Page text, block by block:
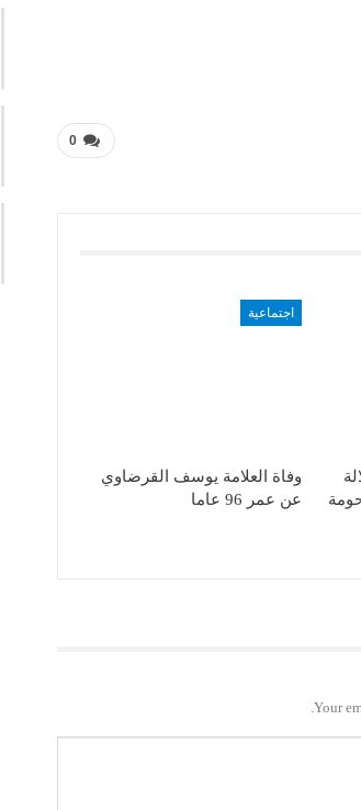
0
اجتماعية
وفاة العلامة يوسف القرضاوي
عن عمر 96 عاما
Your